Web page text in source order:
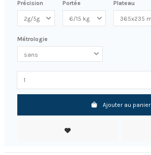
Précision Portée Plateau
Métrologie
Ajouter au panier